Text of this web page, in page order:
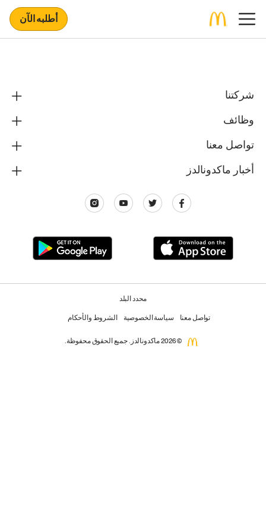
أطلبه الآن
شركتنا
وظائف
تواصل معنا
أخبار ماكدونالدز
محدد البلد
تواصل معنا سياسة الخصوصية الشروط والأحكام
© 2026 ماكدونالدز. جميع الحقوق محفوظة.